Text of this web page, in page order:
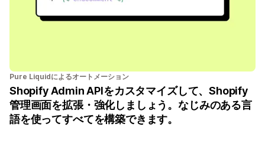
Pure Liquidによるオートメーション
Shopify Admin APIをカスタマイズして、Shopify
管理画面を拡張・強化しましょう。なじみのある言
語を使ってすべてを構築できます。